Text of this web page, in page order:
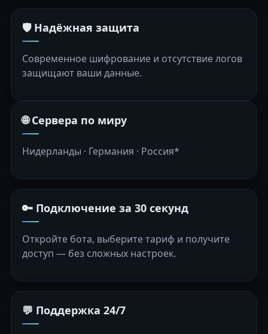
🛡️ Надёжная защита
Современное шифрование и отсутствие логов
защищают ваши данные.
🌐 Сервера по миру
Нидерланды · Германия · Россия*
🔑 Подключение за 30 секунд
Откройте бота, выберите тариф и получите
доступ — без сложных настроек.
💬 Поддержка 24/7